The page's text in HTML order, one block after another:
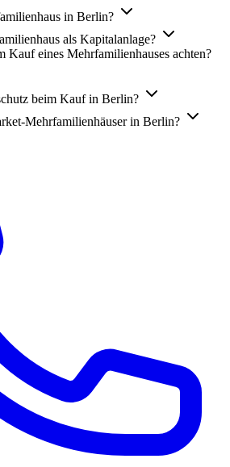
in Berlin?
als Kapitalanlage?
Kauf eines Mehrfamilienhauses achten?
beim Kauf in Berlin?
Mehrfamilienhäuser in Berlin?